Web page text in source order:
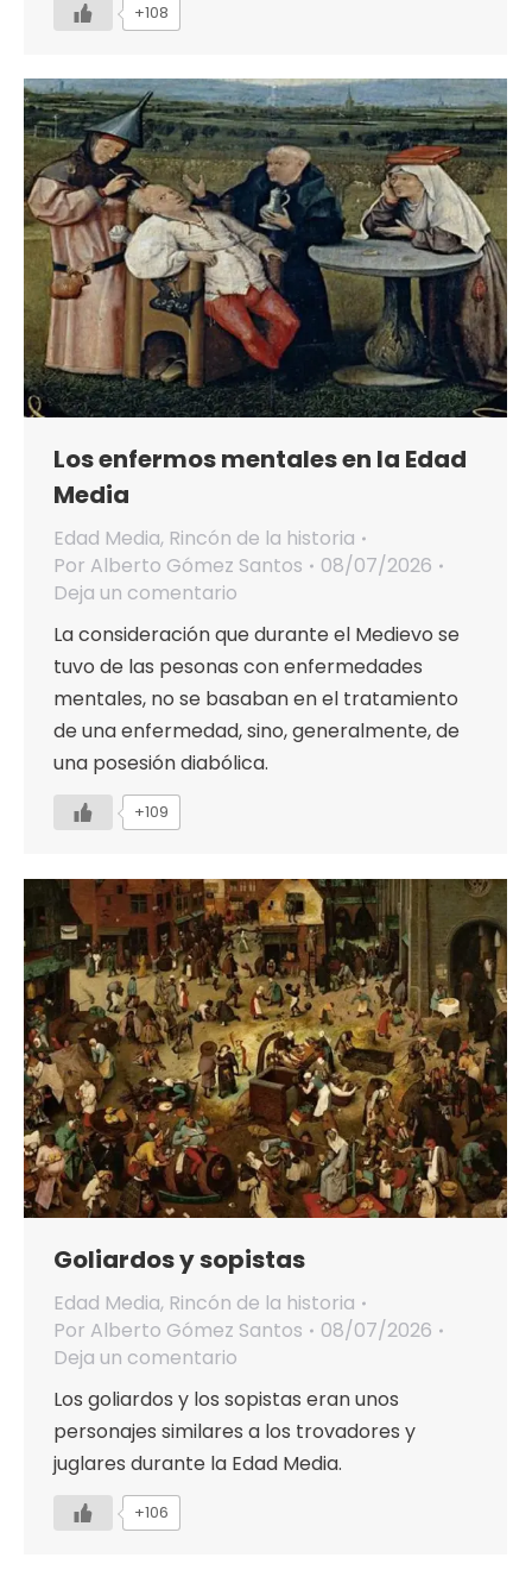
+108
Los enfermos mentales en la Edad
Media
Edad Media, Rincón de la historia
Por Alberto Gómez Santos
08/07/2026
Deja un comentario
La consideración que durante el Medievo se
tuvo de las pesonas con enfermedades
mentales, no se basaban en el tratamiento
de una enfermedad, sino, generalmente, de
una posesión diabólica.
+109
Goliardos y sopistas
Edad Media, Rincón de la historia
Por Alberto Gómez Santos
08/07/2026
Deja un comentario
Los goliardos y los sopistas eran unos
personajes similares a los trovadores y
juglares durante la Edad Media.
+106